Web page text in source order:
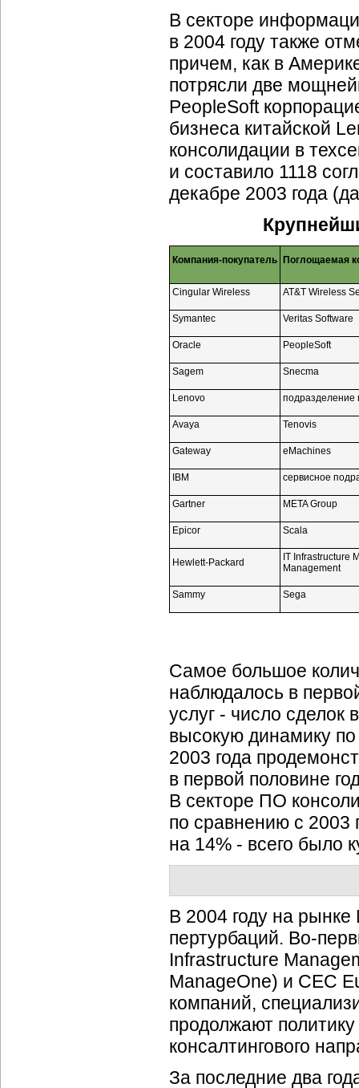
В секторе
в 2004 году также
причем, как в
потрясли две
PeopleSoft
бизнеса китайской
консолидации в
и составило 1118
декабре 2003 года
Компания-покупатель Поглощаемая
Cingular Wireless AT&T Wireless
Symantec Veritas Software
Oracle PeopleSoft
Sagem Snecma
Lenovo подразделение
Avaya Tenovis
Gateway eMachines
IBM сервисное
Gartner META Group
Epicor Scala
Hewlett-Packard
IT Infrastructure
Management
Sammy Sega
Самое большое
наблюдалось в
услуг - число
высокую динамику
2003 года
в первой половине
В секторе ПО
по сравнению с 2003
на 14% - всего было
В 2004 году на рынке
пертурбаций. Во-
Infrastructure
ManageOne) и CEC
компаний,
продолжают
консалтингового
За последние два